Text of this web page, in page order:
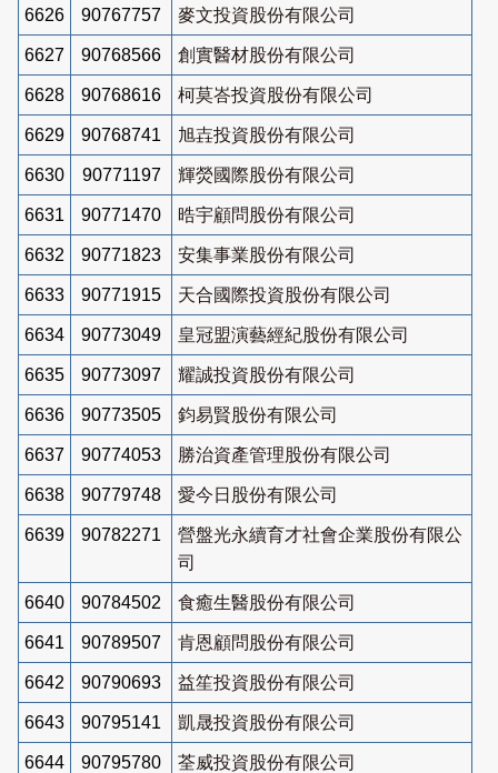
6626 90767757 麥文投資股份有限公司
6627 90768566 創實醫材股份有限公司
6628 90768616 柯莫峇投資股份有限公司
6629 90768741 旭壵投資股份有限公司
6630 90771197 輝熒國際股份有限公司
6631 90771470 晧宇顧問股份有限公司
6632 90771823 安集事業股份有限公司
6633 90771915 天合國際投資股份有限公司
6634 90773049 皇冠盟演藝經紀股份有限公司
6635 90773097 耀誠投資股份有限公司
6636 90773505 鈞易賢股份有限公司
6637 90774053 勝治資產管理股份有限公司
6638 90779748 愛今日股份有限公司
6639 90782271
營盤光永續育才社會企業股份有限公
司
6640 90784502 食癒生醫股份有限公司
6641 90789507 肯恩顧問股份有限公司
6642 90790693 益笙投資股份有限公司
6643 90795141 凱晟投資股份有限公司
6644 90795780 荃威投資股份有限公司